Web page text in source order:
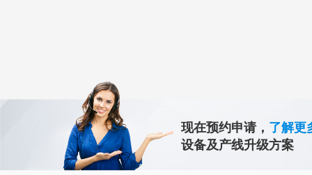
现在预约申请， 了解更
设备及产线升级方案